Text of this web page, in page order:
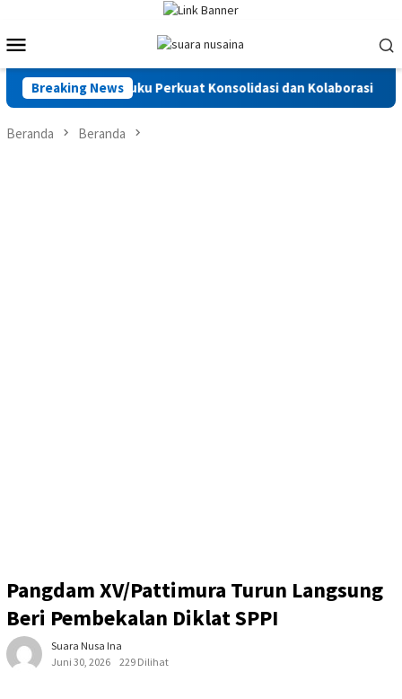
konten
Mobile
Breaking News
ICMI Maluku Perkuat Konsolidasi dan Kolaborasi
Beranda Beranda
Pangdam XV/Pattimura Turun Langsung
Beri Pembekalan Diklat SPPI
Suara Nusa Ina
Juni 30, 2026
229 Dilihat